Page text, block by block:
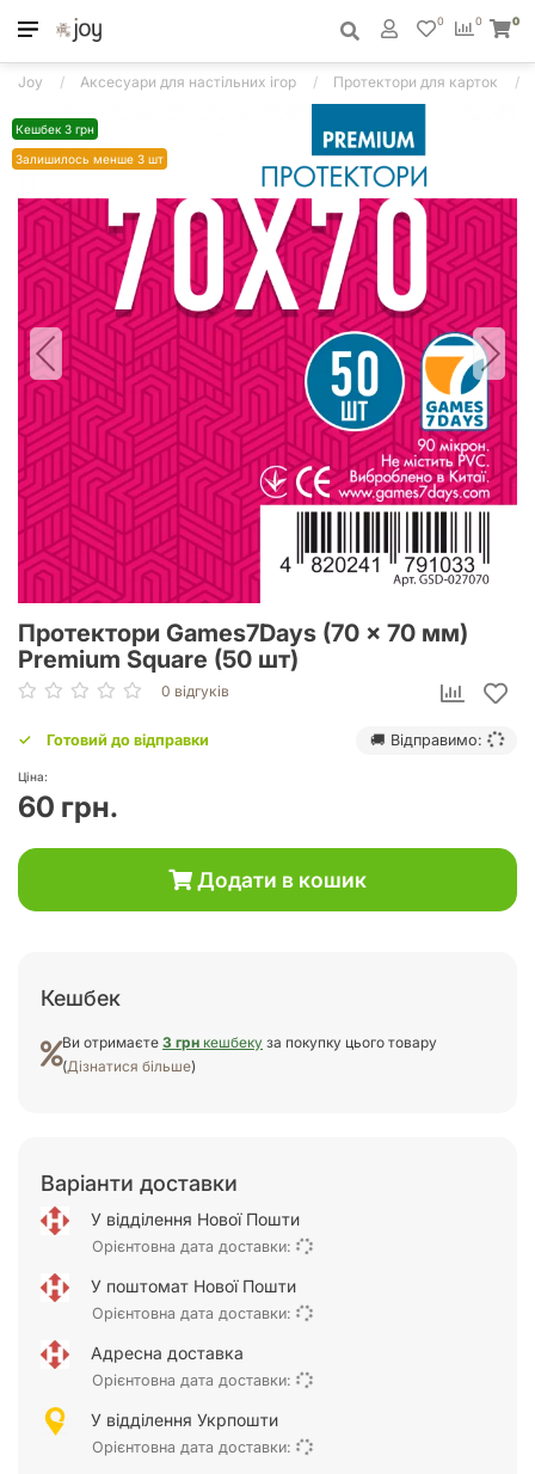
0
0 0
Joy Аксесуари для настільних ігор Протектори для карток
Кешбек 3 грн
Залишилось менше 3 шт
Протектори Games7Days (70 x 70 мм)
Premium Square (50 шт)
0 відгуків
Готовий до відправки 🚚 Відправимо:
Ціна:
60 грн.
Додати в кошик
Кешбек
Ви отримаєте 3 грн кешбеку за покупку цього товару
(Дізнатися більше)
Варіанти доставки
У відділення Нової Пошти
Орієнтовна дата доставки:
У поштомат Нової Пошти
Орієнтовна дата доставки:
Адресна доставка
Орієнтовна дата доставки:
У відділення Укрпошти
Орієнтовна дата доставки: